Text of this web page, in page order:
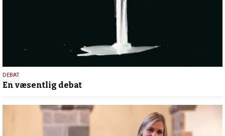
12.
februar
2025
DEBAT
En væsentlig debat